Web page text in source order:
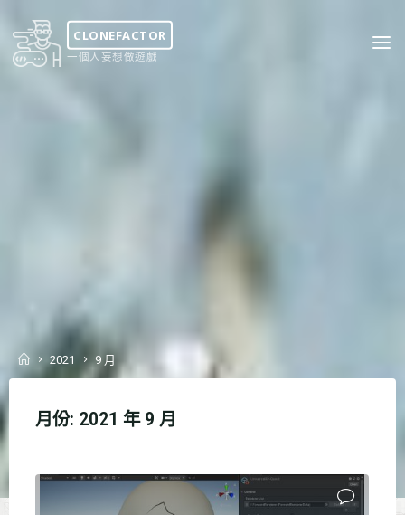
content
CLONEFACTOR
一個人妄想做遊戲
Home
2021 9 月
月份: 2021 年 9 月